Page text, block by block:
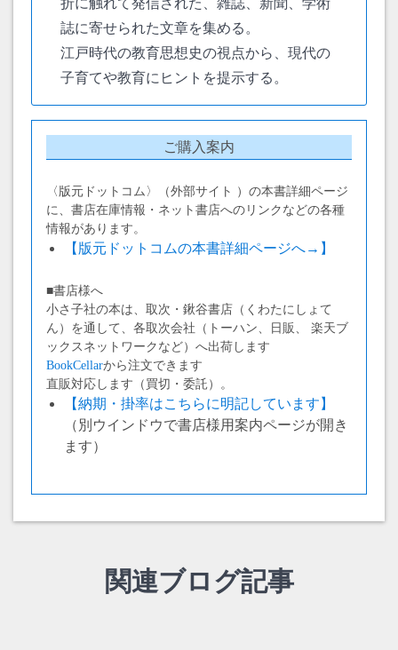
折に触れて発信された、雑誌、新聞、学術
誌に寄せられた文章を集める。
江戸時代の教育思想史の視点から、現代の
子育てや教育にヒントを提示する。
ご購入案内
〈版元ドットコム〉（外部サイト ）の本書詳細ページ
に、書店在庫情報・ネット書店へのリンクなどの各種
情報があります。
【版元ドットコムの本書詳細ページへ→】
■書店様へ
小さ子社の本は、取次・鍬谷書店（くわたにしょて
ん）を通して、各取次会社（トーハン、日販、 楽天ブ
ックスネットワークなど）へ出荷します
BookCellarから注文できます
直販対応します（買切・委託）。
【納期・掛率はこちらに明記しています】
（別ウインドウで書店様用案内ページが開き
ます）
関連ブログ記事